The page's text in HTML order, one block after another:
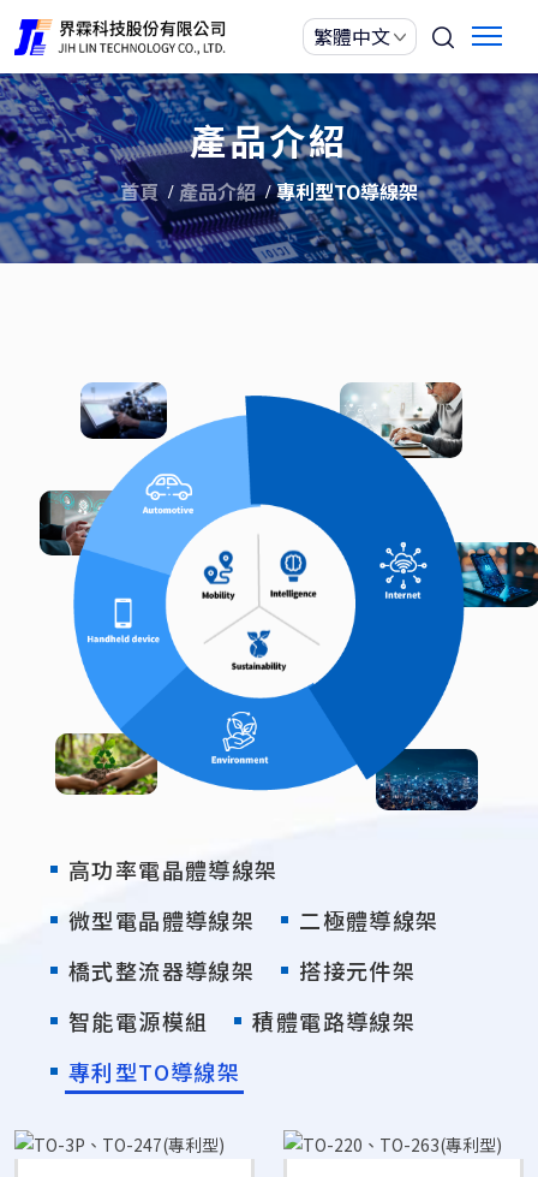
產品介紹
首頁 產品介紹 專利型TO導線架
高功率電晶體導線架
微型電晶體導線架
二極體導線架
橋式整流器導線架
搭接元件架
智能電源模組
積體電路導線架
專利型TO導線架